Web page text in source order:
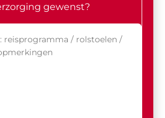
gewenst?